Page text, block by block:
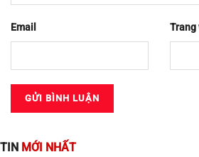
Email Trang
TIN MỚI NHẤT